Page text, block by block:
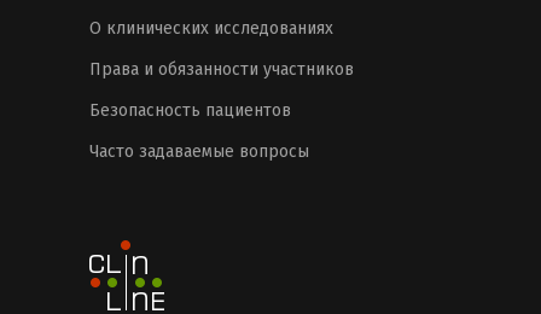
О клинических исследованиях
Права и обязанности участников
Безопасность пациентов
Часто задаваемые вопросы